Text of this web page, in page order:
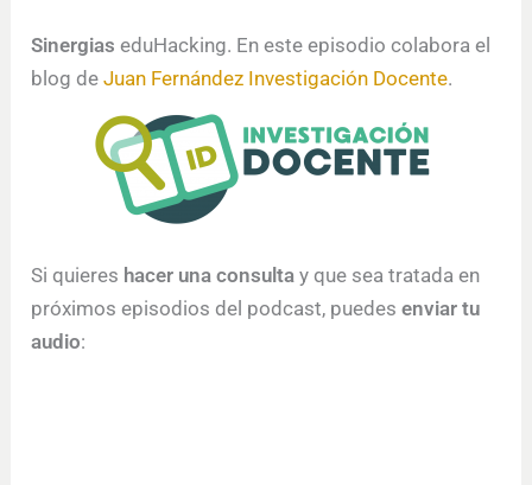
Sinergias eduHacking. En este episodio colabora el
blog deJuan Fernández Investigación Docente.
Si quieres hacer una consultay que sea tratada en
próximos episodios del podcast, puedesenviar tu
audio: